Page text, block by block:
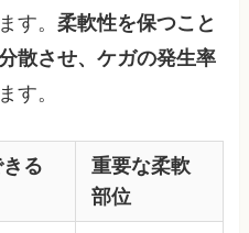
す。柔軟性を保つこと
散させ、ケガの発生率
す。
る
重要な柔軟
部位